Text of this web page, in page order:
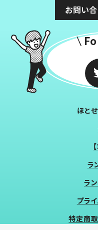
お問い
ほと
ラ
ラ
プラ
特定商